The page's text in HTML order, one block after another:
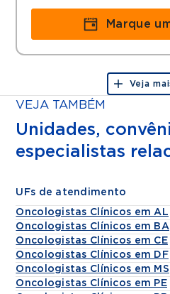
Marque
Veja
VEJA TAMBÉM
Unidades,
especialistas
UFs de atendimento
Oncologistas Clínicos em AL
Oncologistas Clínicos em BA
Oncologistas Clínicos em CE
Oncologistas Clínicos em DF
Oncologistas Clínicos em MS
Oncologistas Clínicos em PE